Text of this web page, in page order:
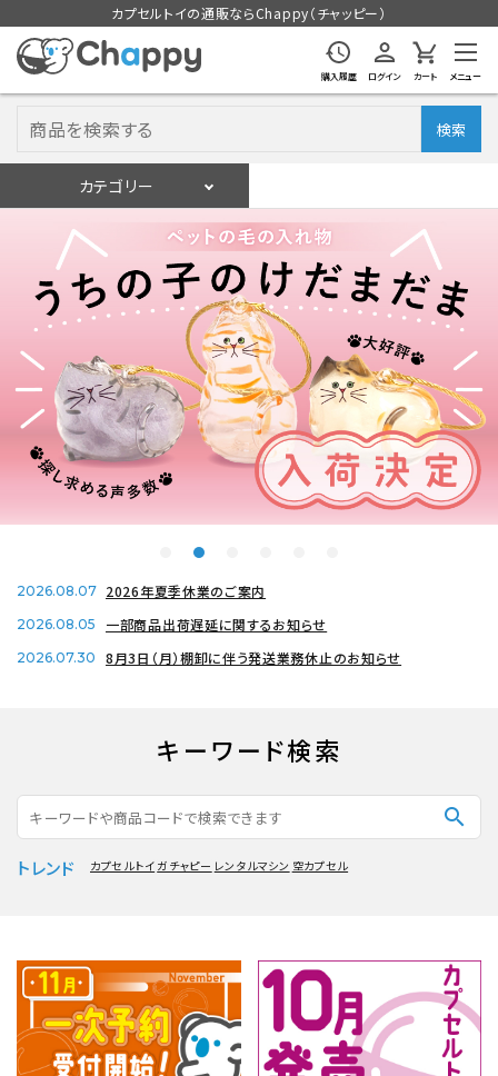
カプセルトイの通販ならChappy（チャッピー）
購入履歴 ログイン カート メニュー
検索
カテゴリー
ログイン 会員登録
入荷スケジュールをチェック
カプセルトイマシン本体
カプセルトイ
販促用空カプセル
景品・玩具・文具
販促用カプセルトイ
ご利用ガイド
2026.08.07 2026年夏季休業のご案内
2026.08.05 一部商品出荷遅延に関するお知らせ
2026.07.30 8月3日（月）棚卸に伴う発送業務休止のお知らせ
キーワード検索
search
トレンド カプセルトイ ガチャピー レンタルマシン 空カプセル